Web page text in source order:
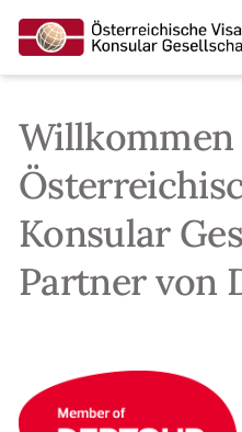
Willkommen
Konsular
Partner von